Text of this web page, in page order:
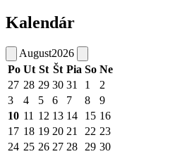
Kalendár
August2026
Po Ut St Št Pia So Ne
27 28 29 30 31 1
2
3
4 5 6 7 8
9
10 11 12 13 14 15 16
17 18 19 20 21 22 23
24 25 26 27 28 29 30